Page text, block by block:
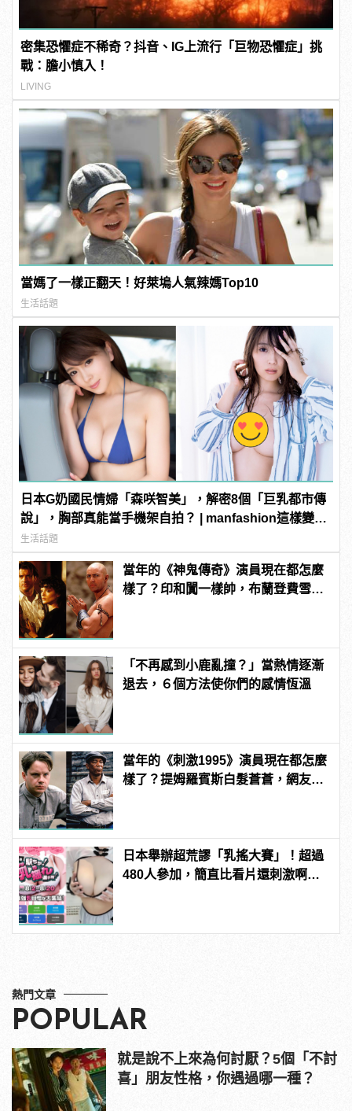
密集恐懼症不稀奇？抖音、IG上流行「巨物恐懼症」挑
戰：膽小慎入！
LIVING
當媽了一樣正翻天！好萊塢人氣辣媽Top10
生活話題
日本G奶國民情婦「森咲智美」，解密8個「巨乳都市傳
說」，胸部真能當手機架自拍？ | manfashion這樣變型
男
生活話題
當年的《神鬼傳奇》演員現在都怎麼
樣了？印和闐一樣帥，布蘭登費雪大
「不再感到小鹿亂撞？」當熱情逐漸
退去，６個方法使你們的感情恆溫
當年的《刺激1995》演員現在都怎麼
樣了？提姆羅賓斯白髮蒼蒼，網友
日本舉辦超荒謬「乳搖大賽」！超過
480人參加，簡直比看片還刺激啊！ |
熱門文章
POPULAR
就是說不上來為何討厭？5個「不討
喜」朋友性格，你遇過哪一種？